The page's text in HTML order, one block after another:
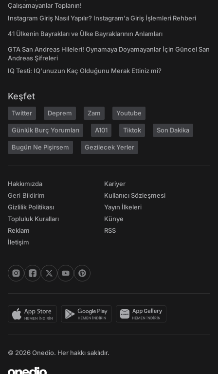
Çalışamayanlar Toplanın!
Instagram Giriş Nasıl Yapılır? Instagram'a Giriş İşlemleri Rehberi
41 Ülkenin Bayrakları ve Ülke Bayraklarının Anlamları
GTA San Andreas Hileleri! Oynamaya Doyamayanlar İçin Güncel San
Andreas Şifreleri
IQ Testi: IQ'unuzun Kaç Olduğunu Merak Ettiniz mi?
Keşfet
Twitter Deprem Zam Youtube
Günlük Burç Yorumları A101 Tiktok Son Dakika
Bugün Ne Pişirsem Gezilecek Yerler
Hakkımızda
Geri Bildirim
Gizlilik Politikası
Topluluk Kuralları
Reklam
İletişim
Kariyer
Kullanıcı Sözleşmesi
Yayın İlkeleri
Künye
RSS
© 2026 Onedio. Her hakkı saklıdır.